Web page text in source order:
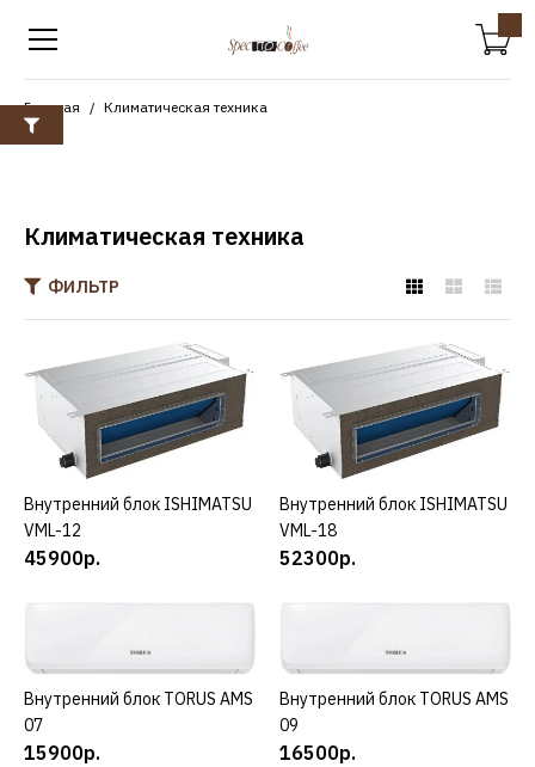
Главная Климатическая техника
Климатическая техника
ФИЛЬТР
Внутренний блок
ISHIMATSU VML-12
45900р.
ISHIMATSU
Внутренний блок
ISHIMATSU VML-18
КУПИТЬ
Внутренний блок ISHIMATSU
VML-12
45900р.
КУПИТЬ
Внутренний блок ISHIMATSU
VML-18
52300р.
КУПИТЬ
Внутренний блок TORUS AMS
07
15900р.
КУПИТЬ
Внутренний блок TORUS AMS
09
16500р.